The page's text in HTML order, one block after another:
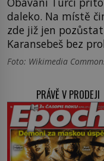
daleko. Na místě
zde již jen
Karansebeš bez
Foto: Wikimedia
PRÁVĚ V PRODEJI